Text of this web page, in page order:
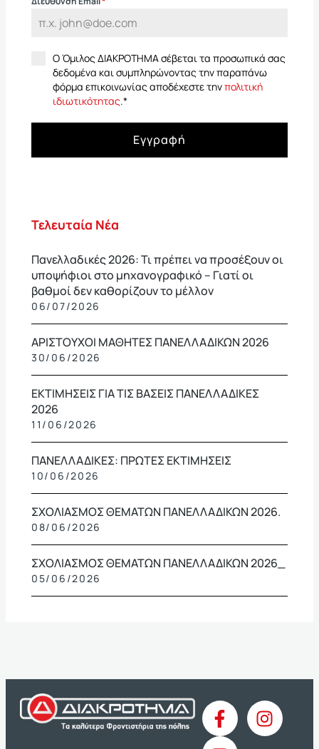
Ο Όμιλος ΔΙΑΚΡΟΤΗΜΑ σέβεται τα προσωπικά σας
δεδομένα και συμπληρώνοντας την παραπάνω
φόρμα επικοινωνίας αποδέχεστε τηνπολιτική
ιδιωτικότητας.*
Εγγραφή
Τελευταία Νέα
Πανελλαδικές 2026: Τι πρέπει να προσέξουν οι
υποψήφιοι στο μηχανογραφικό – Γιατί οι
βαθμοί δεν καθορίζουν το μέλλον
06/07/2026
ΑΡΙΣΤΟΥΧΟΙ ΜΑΘΗΤΕΣ ΠΑΝΕΛΛΑΔΙΚΩΝ 2026
30/06/2026
ΕΚΤΙΜΗΣΕΙΣ ΓΙΑ ΤΙΣ ΒΑΣΕΙΣ ΠΑΝΕΛΛΑΔΙΚΕΣ
2026
11/06/2026
ΠΑΝΕΛΛΑΔΙΚΕΣ: ΠΡΩΤΕΣ ΕΚΤΙΜΗΣΕΙΣ
10/06/2026
ΣΧΟΛΙΑΣΜΟΣ ΘΕΜΑΤΩΝ ΠΑΝΕΛΛΑΔΙΚΩΝ 2026.
08/06/2026
ΣΧΟΛΙΑΣΜΟΣ ΘΕΜΑΤΩΝ ΠΑΝΕΛΛΑΔΙΚΩΝ 2026_
05/06/2026